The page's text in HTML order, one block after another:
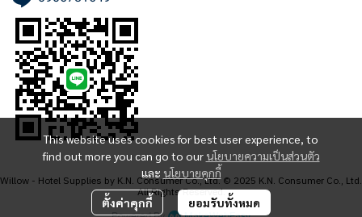
This website uses cookies for best user experience, to
find out more you can go to our นโยบายความเป็นส่วนตัว
และ นโยบายคุกกี้
ตั้งค่าคุกกี้ ยอมรับทั้งหมด
Willow - Hotel Supplies by K.N. Consumer Co., Ltd. © 2025 K.N. Consumer Co., Ltd.
All Rights Reserved.